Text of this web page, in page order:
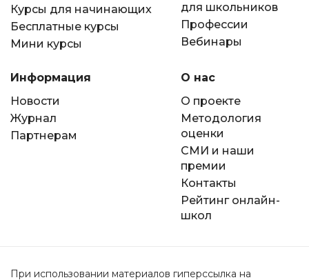
Курсы для начинающих
Бесплатные курсы
Мини курсы
для школьников
Профессии
Вебинары
Информация
Новости
Журнал
Партнерам
О нас
О проекте
Методология
оценки
СМИ и наши
премии
Контакты
Рейтинг онлайн-
школ
При использовании материалов гиперссылка на